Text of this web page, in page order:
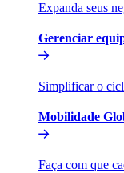
Expanda seus
Gerenciar
Simplificar o
Mobilidade
Faça com que